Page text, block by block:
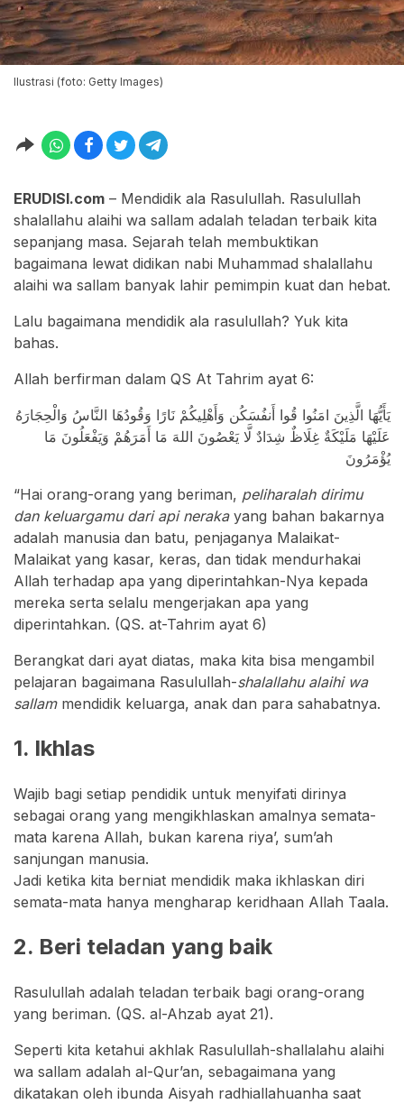
Ilustrasi (foto: Getty Images)
ERUDISI.com – Mendidik ala Rasulullah. Rasulullah
shalallahu alaihi wa sallam adalah teladan terbaik kita
sepanjang masa. Sejarah telah membuktikan
bagaimana lewat didikan nabi Muhammad shalallahu
alaihi wa sallam banyak lahir pemimpin kuat dan hebat.
Lalu bagaimana mendidik ala rasulullah? Yuk kita
bahas.
Allah berfirman dalam QS At Tahrim ayat 6:
يَأَيُّهَا الَّذِينَ امَنُوا قُوا أَنفُسَكُن وَأَهْلِيكُمْ نَارًا وَقُودُهَا النَّاسُ وَالْحِجَارَهُ
عَلَيْهَا مَلَيْكَةٌ غِلَاظٌ شِدَادٌ لَّا يَعْصُونَ اللهَ مَا أَمَرَهُمْ وَيَفْعَلُونَ مَا
يُؤْمَرُونَ
“Hai orang-orang yang beriman, peliharalah dirimu
dan keluargamu dari api nerakayang bahan bakarnya
adalah manusia dan batu, penjaganya Malaikat-
Malaikat yang kasar, keras, dan tidak mendurhakai
Allah terhadap apa yang diperintahkan-Nya kepada
mereka serta selalu mengerjakan apa yang
diperintahkan. (QS. at-Tahrim ayat 6)
Berangkat dari ayat diatas, maka kita bisa mengambil
pelajaran bagaimana Rasulullah-shalallahu alaihi wa
sallam mendidik keluarga, anak dan para sahabatnya.
1. Ikhlas
Wajib bagi setiap pendidik untuk menyifati dirinya
sebagai orang yang mengikhlaskan amalnya semata-
mata karena Allah, bukan karena riya’, sum’ah
sanjungan manusia.
Jadi ketika kita berniat mendidik maka ikhlaskan diri
semata-mata hanya mengharap keridhaan Allah Taala.
2. Beri teladan yang baik
Rasulullah adalah teladan terbaik bagi orang-orang
yang beriman. (QS. al-Ahzab ayat 21).
Seperti kita ketahui akhlak Rasulullah-shallalahu alaihi
wa sallam adalah al-Qur’an, sebagaimana yang
dikatakan oleh ibunda Aisyah radhiallahuanha saat